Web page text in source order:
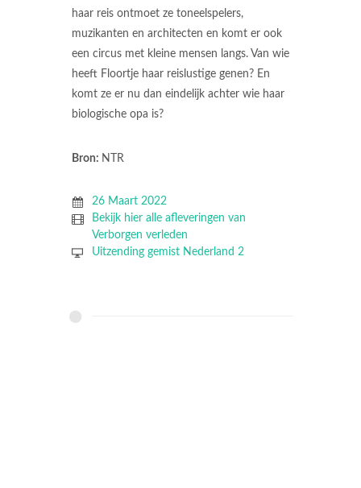
haar reis ontmoet ze toneelspelers,
muzikanten en architecten en komt er ook
een circus met kleine mensen langs. Van wie
heeft Floortje haar reislustige genen? En
komt ze er nu dan eindelijk achter wie haar
biologische opa is?
Bron: NTR
26 Maart 2022
Bekijk hier alle afleveringen van
Verborgen verleden
Uitzending gemist Nederland 2